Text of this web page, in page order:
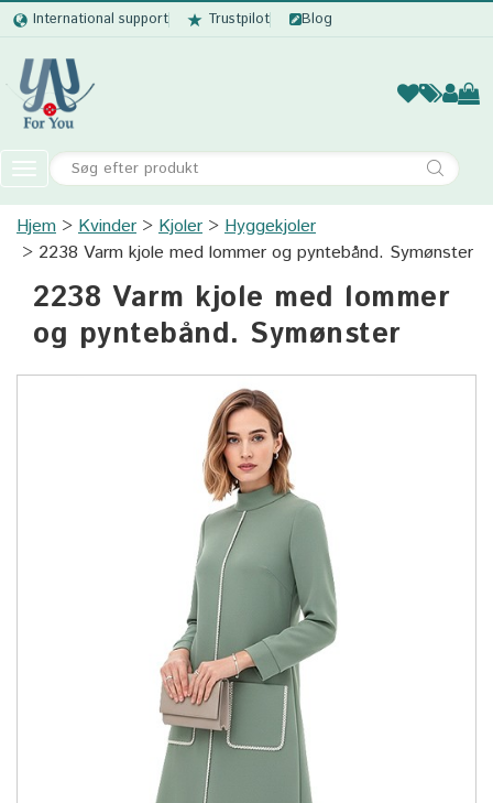
International support Trustpilot Blog
Kvinder
Toggle
navigation
Kvinder
Børn
Hjem Kvinder Kjoler
Hyggekjoler
2238 Varm kjole med lommer og pyntebånd. Symønster
2238 Varm kjole med lommer
og pyntebånd. Symønster